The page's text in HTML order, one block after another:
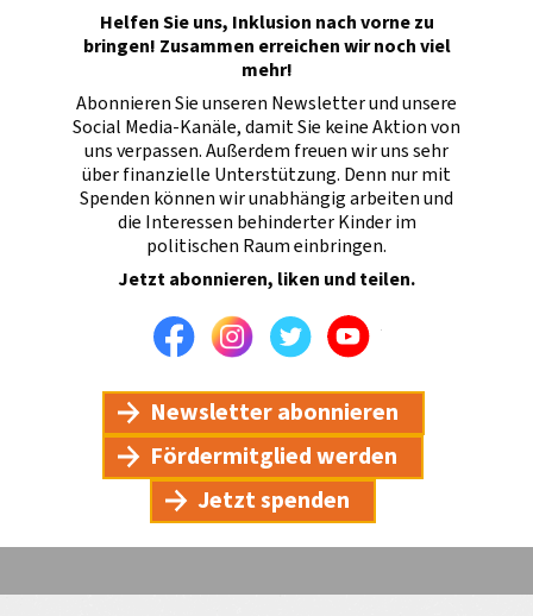
Helfen Sie uns, Inklusion nach vorne zu
bringen! Zusammen erreichen wir noch viel
mehr!
Abonnieren Sie unseren Newsletter und unsere
Social Media-Kanäle, damit Sie keine Aktion von
uns verpassen. Außerdem freuen wir uns sehr
über finanzielle Unterstützung. Denn nur mit
Spenden können wir unabhängig arbeiten und
die Interessen behinderter Kinder im
politischen Raum einbringen.
Jetzt abonnieren, liken und teilen.
FacebookInstagramTwitterYoutube
Newsletter abonnieren
Fördermitglied werden
Jetzt spenden